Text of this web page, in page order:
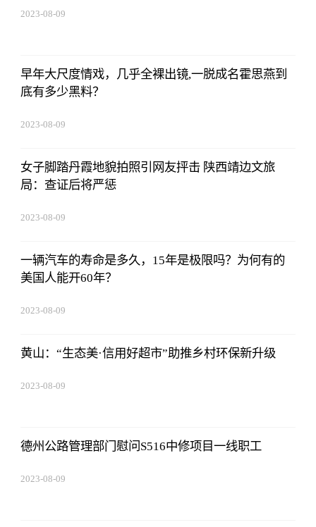
2023-08-09
早年大尺度情戏，几乎全裸出镜,一脱成名霍思燕到
底有多少黑料？
2023-08-09
女子脚踏丹霞地貌拍照引网友抨击 陕西靖边文旅
局：查证后将严惩
2023-08-09
一辆汽车的寿命是多久，15年是极限吗？为何有的
美国人能开60年？
2023-08-09
黄山：“生态美·信用好超市”助推乡村环保新升级
2023-08-09
德州公路管理部门慰问S516中修项目一线职工
2023-08-09